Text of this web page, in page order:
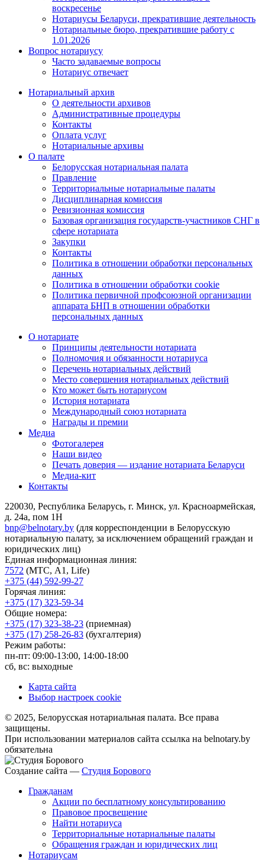
воскресенье
Нотариусы Беларуси, прекратившие деятельность
Нотариальные бюро, прекратившие работу с
1.01.2026
Вопрос нотариусу
Часто задаваемые вопросы
Нотариус отвечает
Нотариальный архив
О деятельности архивов
Административные процедуры
Контакты
Оплата услуг
Нотариальные архивы
О палате
Белорусская нотариальная палата
Правление
Территориальные нотариальные палаты
Дисциплинарная комиссия
Ревизионная комиссия
Базовая организация государств-участников СНГ в
сфере нотариата
Закупки
Контакты
Политика в отношении обработки персональных
данных
Политика в отношении обработки cookie
Политика первичной профсоюзной организации
аппарата БНП в отношении обработки
персональных данных
О нотариате
Принципы деятельности нотариата
Полномочия и обязанности нотариуса
Перечень нотариальных действий
Место совершения нотариальных действий
Кто может быть нотариусом
История нотариата
Международный союз нотариата
Награды и премии
Медиа
Фотогалерея
Наши видео
Печать доверия — издание нотариата Беларуси
Медиа-кит
Контакты
220030, Республика Беларусь, г. Минск, ул. Красноармейская,
д. 24а, пом 1Н
bnp@belnotary.by (для корреспонденции в Белорусскую
нотариальную палату, за исключением обращений граждан и
юридических лиц)
Единая информационная линия:
7572 (МТС, A1, Life)
+375 (44) 592-99-27
Горячая линия:
+375 (17) 323-59-34
Общие номера:
+375 (17) 323-38-23 (приемная)
+375 (17) 258-26-83 (бухгалтерия)
Режим работы:
пн-пт: 09:00-13:00, 14:00-18:00
сб, вс: выходные
Карта сайта
Выбор настроек cookie
© 2025, Белорусская нотариальная палата. Все права
защищены.
При использовании материалов сайта ссылка на belnotary.by
обязательна
Создание сайта — Студия Борового
Гражданам
Акции по бесплатному консультированию
Правовое просвещение
Найти нотариуса
Территориальные нотариальные палаты
Обращения граждан и юридических лиц
Нотариусам